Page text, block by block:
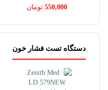
دستگاه تست فشار خون